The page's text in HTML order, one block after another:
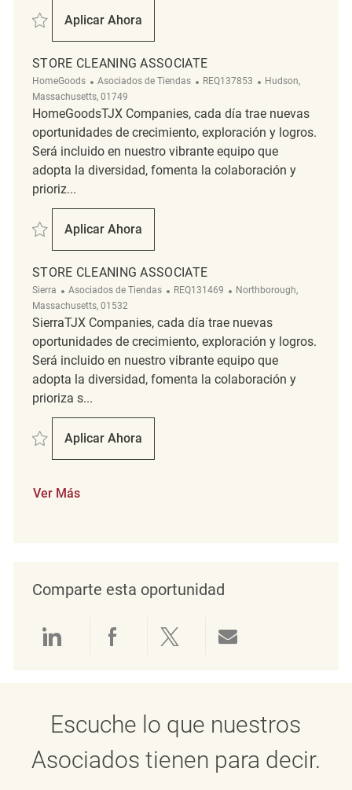
Salvar Store Cleaning Associate REQ128364
Aplicar Ahora
Store Cleaning Associate
STORE CLEANING ASSOCIATE
HomeGoods Categoría
Asociados de Tiendas ReqId
REQ137853 Ubicación
Hudson,
Massachusetts, 01749
HomeGoodsTJX Companies, cada día trae nuevas
oportunidades de crecimiento, exploración y logros.
Será incluido en nuestro vibrante equipo que
adopta la diversidad, fomenta la colaboración y
prioriz...
Salvar Store Cleaning Associate REQ137853
Aplicar Ahora
Store Cleaning Associate
STORE CLEANING ASSOCIATE
Sierra Categoría
Asociados de Tiendas ReqId
REQ131469 Ubicación
Northborough,
Massachusetts, 01532
SierraTJX Companies, cada día trae nuevas
oportunidades de crecimiento, exploración y logros.
Será incluido en nuestro vibrante equipo que
adopta la diversidad, fomenta la colaboración y
prioriza s...
Salvar Store Cleaning Associate REQ131469
Aplicar Ahora
Store Cleaning Associate
Ver Más
Comparte esta oportunidad
Compartir a través de LinkedIn
Compartir a través de
Compartir a través
Escuche lo que nuestros
Asociados tienen para decir.